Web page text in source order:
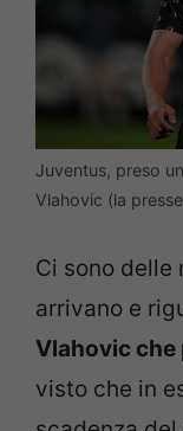
Juventus, preso
Vlahovic (la
Ci sono
arrivano e
Vlahovic che
visto che in